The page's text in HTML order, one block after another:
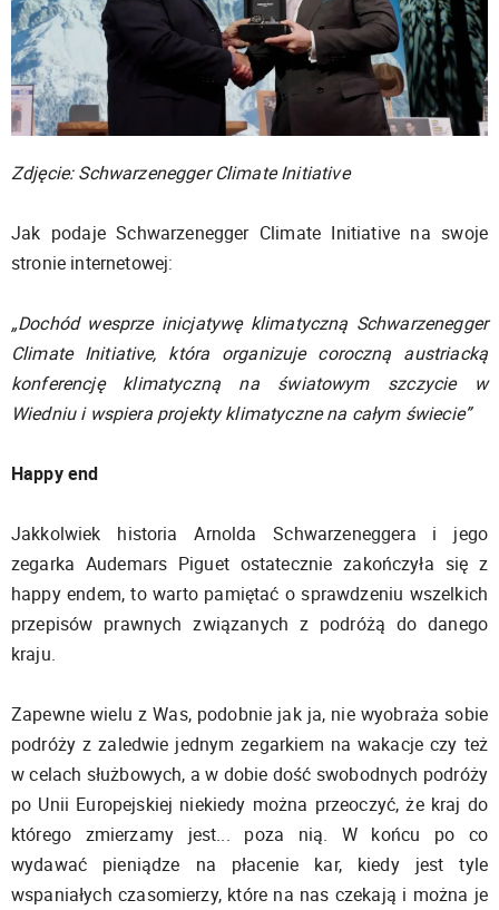
Zdjęcie: Schwarzenegger Climate Initiative
Jak podaje Schwarzenegger Climate Initiative na swoje
stronie internetowej:
„Dochód wesprze inicjatywę klimatyczną Schwarzenegger
Climate Initiative, która organizuje coroczną austriacką
konferencję klimatyczną na światowym szczycie w
Wiedniu i wspiera projekty klimatyczne na całym świecie”
Happy end
Jakkolwiek historia Arnolda Schwarzeneggera i jego
zegarka Audemars Piguet ostatecznie zakończyła się z
happy endem, to warto pamiętać o sprawdzeniu wszelkich
przepisów prawnych związanych z podróżą do danego
kraju.
Zapewne wielu z Was, podobnie jak ja, nie wyobraża sobie
podróży z zaledwie jednym zegarkiem na wakacje czy też
w celach służbowych, a w dobie dość swobodnych podróży
po Unii Europejskiej niekiedy można przeoczyć, że kraj do
którego zmierzamy jest... poza nią. W końcu po co
wydawać pieniądze na płacenie kar, kiedy jest tyle
wspaniałych czasomierzy, które na nas czekają i można je